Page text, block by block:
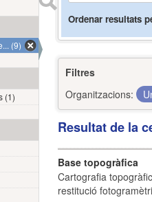
Ordenar resultats
Filtres
Organitzacions:
Resultat de la
Base topogràfica
Cartografia
restitució
(9)
(1)